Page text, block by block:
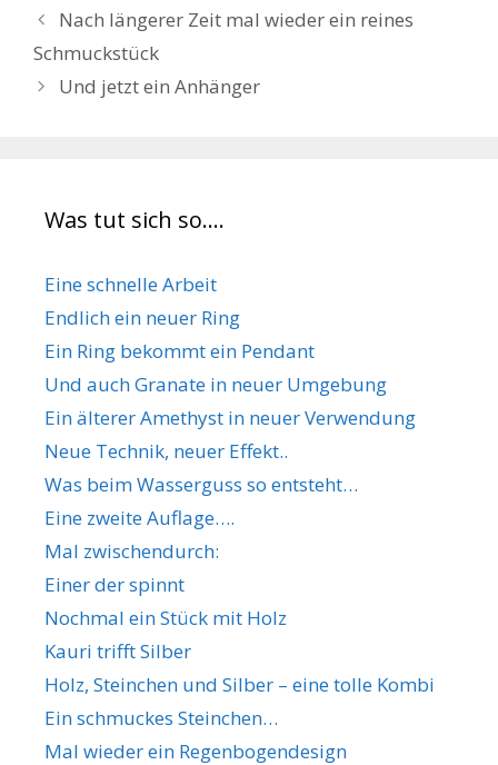
Nach längerer Zeit mal wieder ein reines
Schmuckstück
Und jetzt ein Anhänger
Was tut sich so….
Eine schnelle Arbeit
Endlich ein neuer Ring
Ein Ring bekommt ein Pendant
Und auch Granate in neuer Umgebung
Ein älterer Amethyst in neuer Verwendung
Neue Technik, neuer Effekt..
Was beim Wasserguss so entsteht…
Eine zweite Auflage….
Mal zwischendurch:
Einer der spinnt
Nochmal ein Stück mit Holz
Kauri trifft Silber
Holz, Steinchen und Silber – eine tolle Kombi
Ein schmuckes Steinchen…
Mal wieder ein Regenbogendesign